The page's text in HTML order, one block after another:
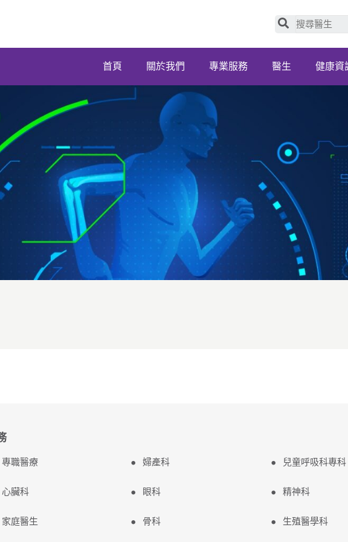
Search
首頁 關於我們 專業服務 醫生 健康資
專職醫療
心臟科
家庭醫生
婦產科
眼科
骨科
兒童呼吸科專科
精神科
生殖醫學科